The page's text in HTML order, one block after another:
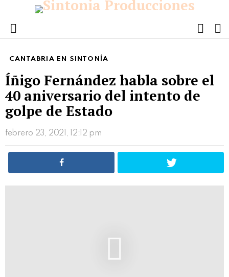
Menu
CANTABRIA EN SINTONÍA
Íñigo Fernández habla sobre el
40 aniversario del intento de
golpe de Estado
febrero 23, 2021, 12:12 pm